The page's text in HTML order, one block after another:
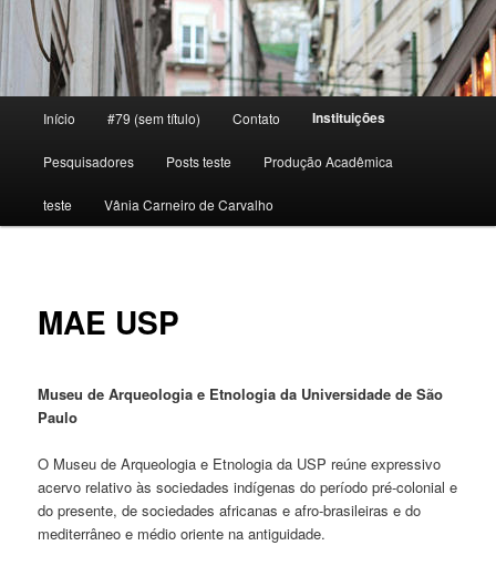
Skip to primary content
Início #79 (sem título) Contato Instituições
Pesquisadores Posts teste Produção Acadêmica
teste Vânia Carneiro de Carvalho
MAE USP
Museu de Arqueologia e Etnologia da Universidade de São
Paulo
O Museu de Arqueologia e Etnologia da USP reúne expressivo
acervo relativo às sociedades indígenas do período pré-colonial e
do presente, de sociedades africanas e afro-brasileiras e do
mediterrâneo e médio oriente na antiguidade.